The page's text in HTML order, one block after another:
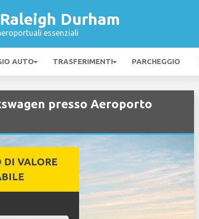
Durham
essenziali
AUTO TRASFERIMENTI PARCHEGGIO
presso Aeroporto
DI VALORE